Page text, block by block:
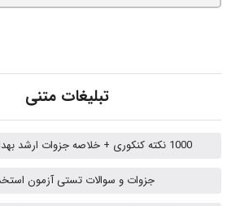
تبلیغات متنی
1000 نکته کنکوری + خلاصه جزوات ارشد بهداشت حرفه ای
جزوات و سوالات تستی آزمون